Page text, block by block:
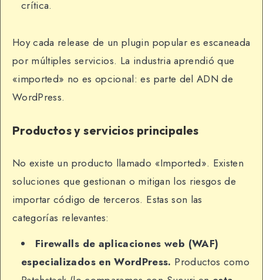
crítica.
Hoy cada release de un plugin popular es escaneada
por múltiples servicios. La industria aprendió que
«imported» no es opcional: es parte del ADN de
WordPress.
Productos y servicios principales
No existe un producto llamado «Imported». Existen
soluciones que gestionan o mitigan los riesgos de
importar código de terceros. Estas son las
categorías relevantes:
Firewalls de aplicaciones web (WAF)
especializados en WordPress. Productos como